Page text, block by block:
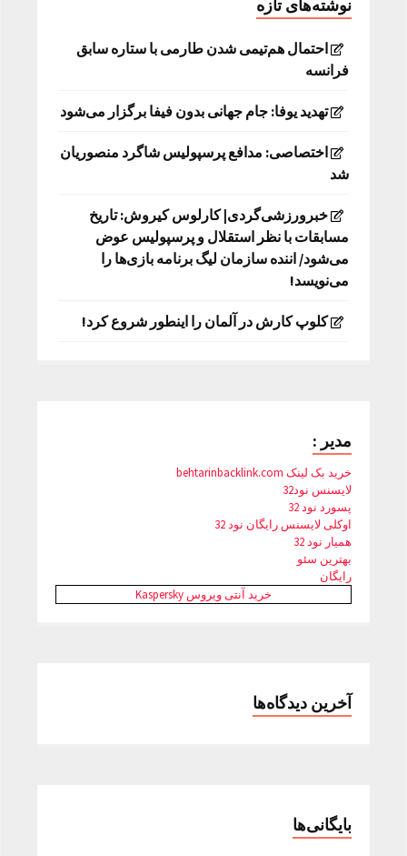
نوشته‌های تازه
احتمال هم‌تیمی شدن طارمی با ستاره سابق
فرانسه
تهدید یوفا: جام جهانی بدون فیفا برگزار می‌شود
اختصاصی: مدافع پرسپولیس شاگرد منصوریان
شد
خبرورزشی‌گردی| کارلوس کیروش: تاریخ
مسابقات با نظر استقلال و پرسپولیس عوض
می‌شود/ اننده سازمان لیگ برنامه بازی‌ها را
می‌نویسد!
کلوپ کارش در آلمان را اینطور شروع کرد!
مدیر :
خرید بک لینک behtarinbacklink.com
لایسنس نود32
پسورد نود 32
اوکلی لایسنس رایگان نود 32
همیار نود 32
بهترین سئو
رایگان
خرید آنتی ویروس Kaspersky
آخرین دیدگاه‌ها
بایگانی‌ها